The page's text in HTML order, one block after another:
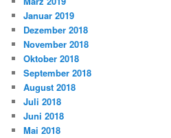
Januar 2019
Dezember 2018
November 2018
Oktober 2018
September 2018
August 2018
Juli 2018
Juni 2018
Mai 2018